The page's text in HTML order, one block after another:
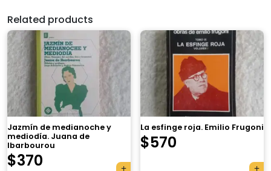
Related products
Jazmín de medianoche y
mediodía. Juana de
Ibarbourou
$370
La esfinge roja. Emilio Frugoni
$570